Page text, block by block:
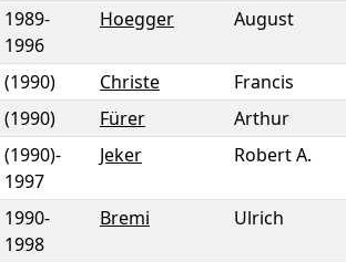
1989-
1996
Hoegger August
(1990) Christe Francis
(1990)
Fürer Arthur
(1990)-
1997
Jeker Robert A.
1990-
1998
Bremi Ulrich